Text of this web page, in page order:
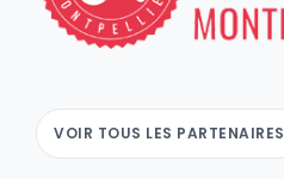
VOIR TOUS LES PARTENAIRES